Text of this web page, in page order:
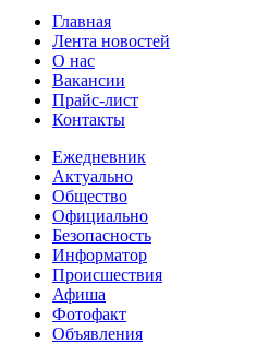
Главная
Лента новостей
О нас
Вакансии
Прайс-лист
Контакты
Ежедневник
Актуально
Общество
Официально
Безопасность
Информатор
Происшествия
Афиша
Фотофакт
Объявления